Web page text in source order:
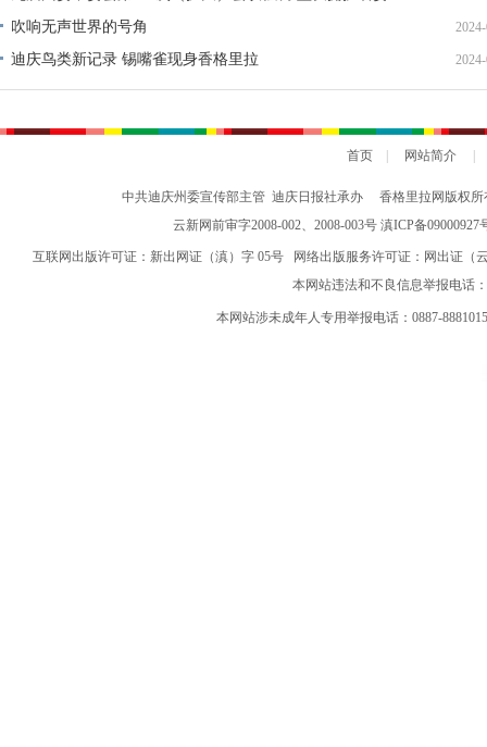
对格桑纳杰进行纪律审查和监察调查的决定
吹响无声世界的号角
迪庆鸟类新记录 锡嘴雀现身香格里拉